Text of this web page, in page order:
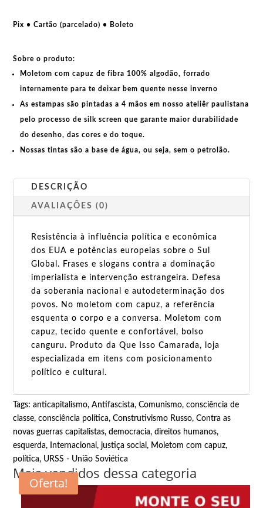
guerras
Pix • Cartão (parcelado) • Boleto
Sobre o produto:
Moletom com capuz de fibra 100% algodão, forrado
internamente para te deixar bem quente nesse inverno
As estampas são pintadas a 4 mãos em nosso ateliêr paulistana
pelo processo de silk screen que garante maior durabilidade
do desenho, das cores e do toque.
Nossas tintas são a base de água, ou seja, sem o petrolão.
DESCRIÇÃO
AVALIAÇÕES (0)
Resistência à influência política e econômica
dos EUA e potências europeias sobre o Sul
Global. Frases e slogans contra a dominação
imperialista e intervenção estrangeira. Defesa
da soberania nacional e autodeterminação dos
povos. No moletom com capuz, a referência
esquenta o corpo e a conversa. Moletom com
capuz, tecido quente e confortável, bolso
canguru. Produto da Que Isso Camarada, loja
especializada em itens com posicionamento
político e cultural.
Tags:anticapitalismo,Antifascista,Comunismo,consciência de
classe,consciência política,Construtivismo Russo,Contra as
novas guerras capitalistas,democracia,direitos humanos,
esquerda, Internacional,justiça social, Moletom com capuz,
política, URSS - União Soviética
Mais vendidos dessa categoria
Oferta!